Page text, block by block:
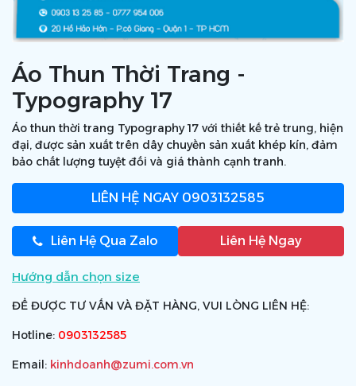
Áo Thun Thời Trang -
Typography 17
Áo thun thời trang Typography 17 với thiết kế trẻ trung, hiện
đại, được sản xuất trên dây chuyền sản xuất khép kín, đảm
bảo chất lượng tuyệt đối và giá thành cạnh tranh.
LIÊN HỆ NGAY 0903132585
Liên Hệ Qua Zalo Liên Hệ Ngay
Hướng dẫn chọn size
ĐỂ ĐƯỢC TƯ VẤN VÀ ĐẶT HÀNG, VUI LÒNG LIÊN HỆ:
Hotline: 0903132585
Email: kinhdoanh@zumi.com.vn